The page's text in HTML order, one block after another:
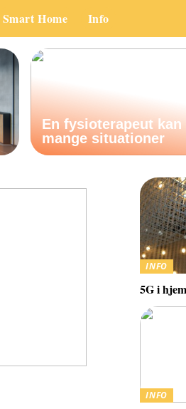
Smart Home Info
En fysioterapeut kan
mange situationer
INFO
5G i
INFO